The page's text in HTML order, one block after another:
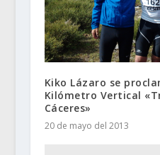
Kiko Lázaro se
Kilómetro Vertical
Cáceres»
20 de mayo del 2013